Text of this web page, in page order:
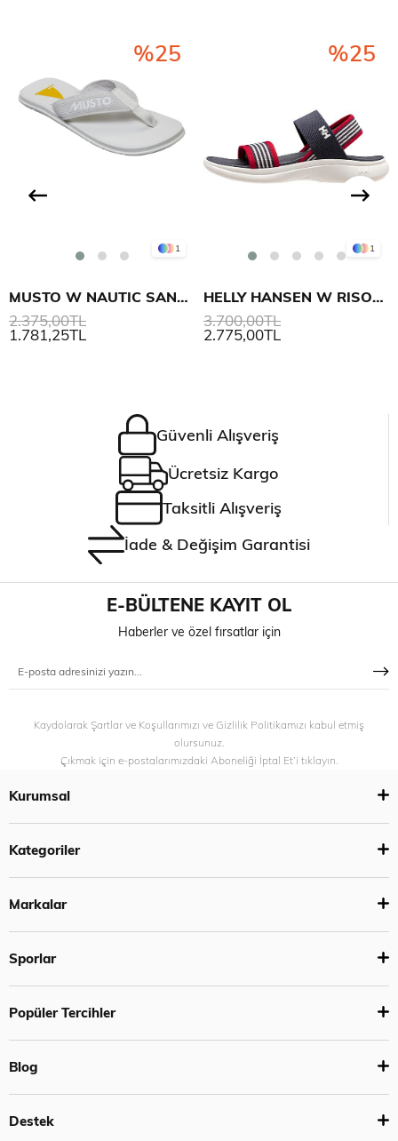
1
MUSTO W NAUTIC SANDAL
1.781,25TL
2.375,00TL
%25
1
HELLY HANSEN W RISOR SANDAL TERLİK
2.775,00TL
3.700,00TL
%25
Güvenli Alışveriş
Ücretsiz Kargo
Taksitli Alışveriş
İade & Değişim Garantisi
E-BÜLTENE KAYIT OL
Haberler ve özel fırsatlar için
Kaydolarak Şartlar ve Koşullarımızı ve Gizlilik Politikamızı kabul etmiş
olursunuz.
Çıkmak için e-postalarımızdaki Aboneliği İptal Et’i tıklayın.
Kurumsal
Kategoriler
Markalar
Sporlar
Popüler Tercihler
Blog
Destek